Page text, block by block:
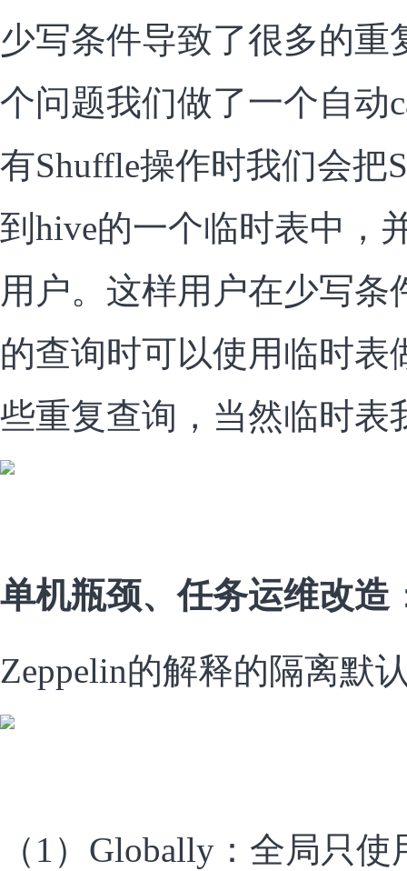
少写条件导致了很多的重
个问题我们做了一个自动
有Shuffle操作时我们会把
到hive的一个临时表中，
用户。这样用户在少写条
的查询时可以使用临时表
些重复查询，当然临时表
单机瓶颈、任务运维改造
Zeppelin的解释的隔离默
（1）Globally：全局只